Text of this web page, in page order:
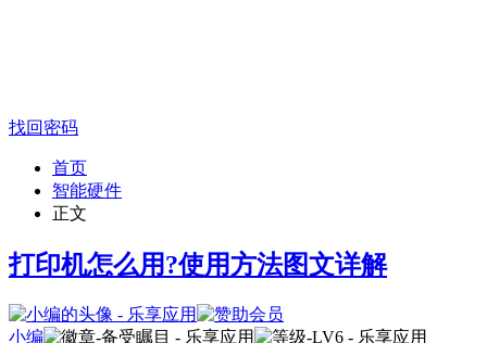
找回密码
首页
智能硬件
正文
打印机怎么用?使用方法图文详解
小编